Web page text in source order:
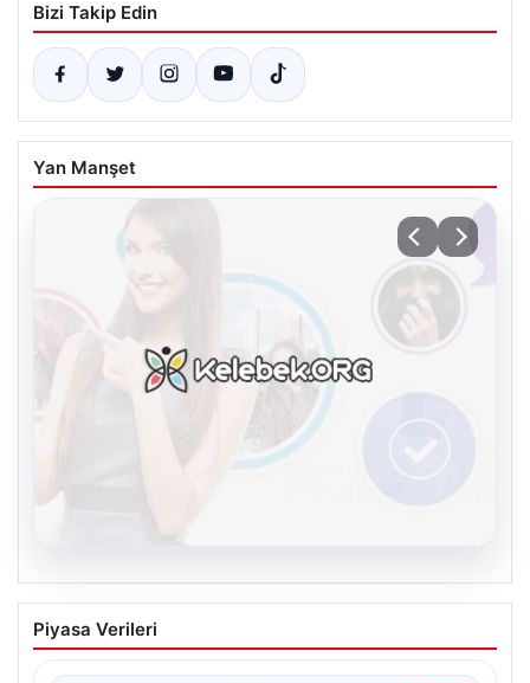
Bizi Takip Edin
Yan Manşet
Kelebek chat adresi İle Çevrim içi
İletişimin Güvenli Adresi Ve Chat
Piyasa Verileri